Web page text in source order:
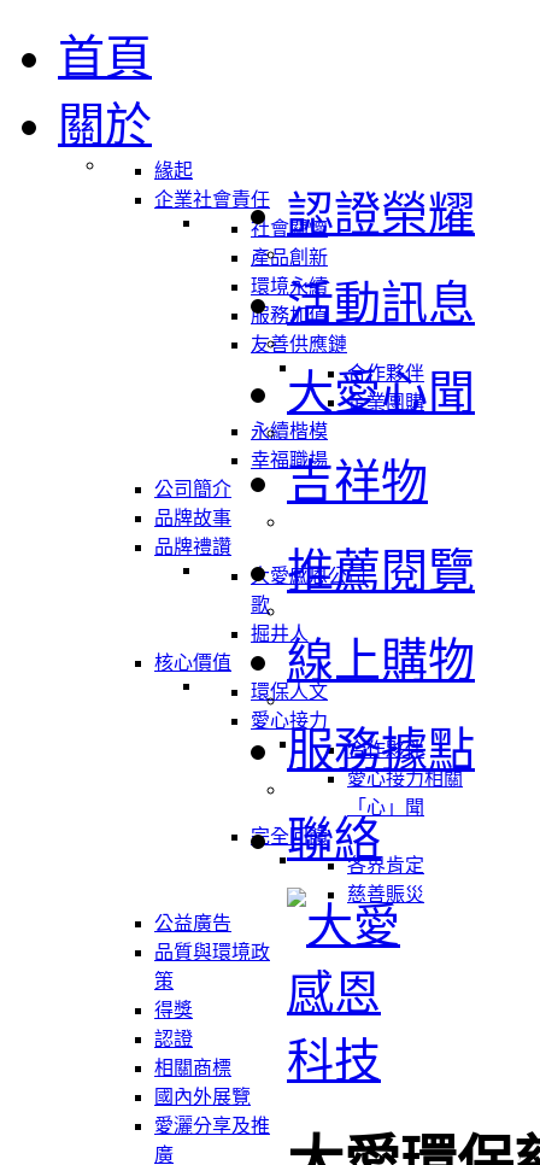
首頁
關於
緣起
企業社會責任
社會關懷
產品創新
環境永續
服務加值
友善供應鏈
合作夥伴
企業團購
永續楷模
幸福職場
公司簡介
品牌故事
品牌禮讚
大愛感恩公司
歌
掘井人
核心價值
環保人文
愛心接力
合作夥伴
愛心接力相關
「心」聞
完全回饋
各界肯定
慈善賑災
公益廣告
品質與環境政
策
認證榮耀
得獎
認證
相關商標
活動訊息
國內外展覽
愛灑分享及推
廣
大愛心聞
吉祥物
推薦閱覽
線上購物
服務據點
聯絡